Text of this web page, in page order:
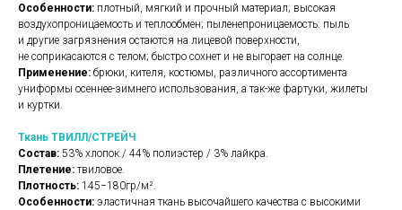
Особенности: плотный, мягкий и прочный материал; высокая
воздухопроницаемость и теплообмен; пыленепроницаемость: пыль
и другие загрязнения остаются на лицевой поверхности,
не соприкасаются с телом; быстро сохнет и не выгорает на солнце.
Применение: брюки, кителя, костюмы, различного ассортимента
униформы осеннее-зимнего использования, а так-же фартуки, жилеты
и куртки.
Ткань ТВИЛЛ/СТРЕЙЧ
Состав: 53% хлопок / 44% полиэстер / 3% лайкра.
Плетение: твиловое.
Плотность: 145−180гр/м².
Особенности: эластичная ткань высочайшего качества с высокими